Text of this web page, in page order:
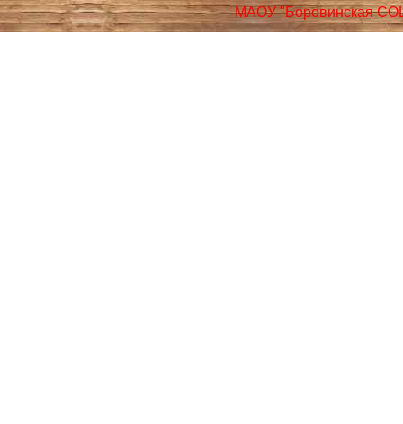
МАОУ "Боровинская